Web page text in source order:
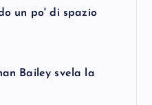
un po' di spazio
Bailey svela la